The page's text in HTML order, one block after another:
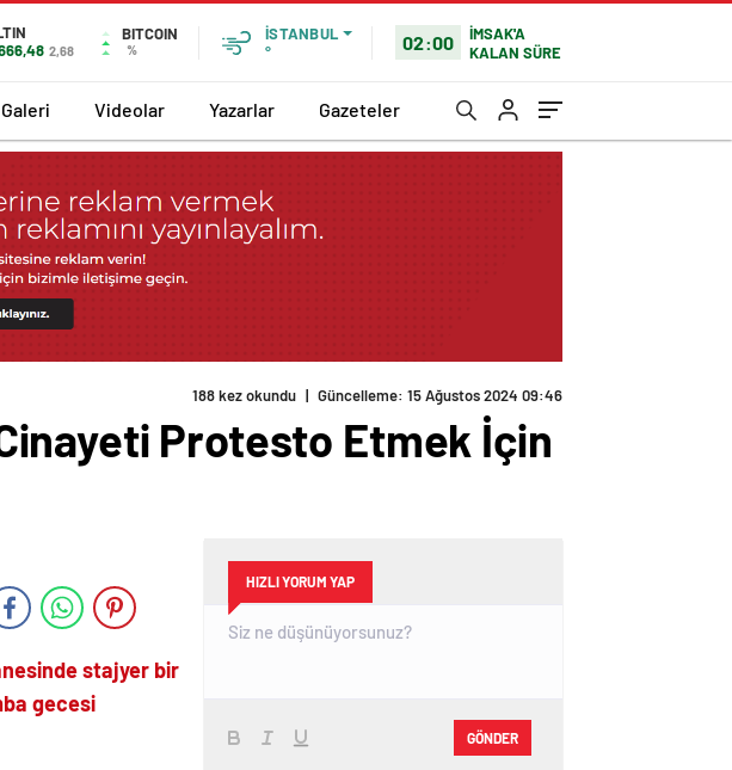
2,68
BITCOIN
%
İSTANBUL
°
02:00
İMSAK'A
KALAN SÜRE
Videolar Yazarlar Gazeteler
188 kez okundu | Güncelleme: 15 Ağustos 2024 09:46
Protesto Etmek İçin
stajyer bir
gecesi
HIZLI YORUM YAP
GÖNDER